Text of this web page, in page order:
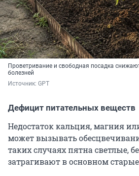
Проветривание и свободная посадка
болезней
Источник: GPT
Дефицит питательных веществ
Недостаток кальция, магния
может вызывать
таких случаях пятна светлые,
затрагивают в основном